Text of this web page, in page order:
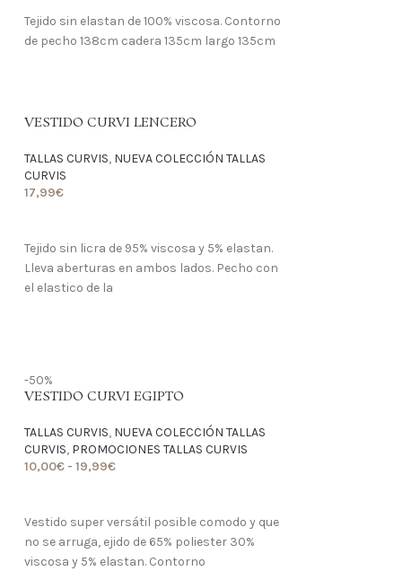
Tejido sin elastan de 100% viscosa. Contorno
de pecho 138cm cadera 135cm largo 135cm
VESTIDO CURVI LENCERO
TALLAS CURVIS, NUEVA COLECCIÓN TALLAS
CURVIS
17,99€
Tejido sin licra de 95% viscosa y 5% elastan.
Lleva aberturas en ambos lados. Pecho con
el elastico de la
-50%
VESTIDO CURVI EGIPTO
TALLAS CURVIS, NUEVA COLECCIÓN TALLAS
CURVIS, PROMOCIONES TALLAS CURVIS
10,00€ - 19,99€
Vestido super versátil posible comodo y que
no se arruga, ejido de 65% poliester 30%
viscosa y 5% elastan. Contorno